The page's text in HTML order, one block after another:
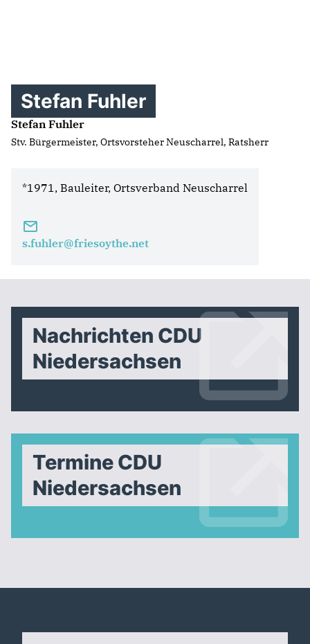
Stefan Fuhler
Stefan Fuhler
Stv. Bürgermeister, Ortsvorsteher Neuscharrel, Ratsherr
*1971, Bauleiter, Ortsverband Neuscharrel
s.fuhler@friesoythe.net
Nachrichten CDU
Niedersachsen
Termine CDU
Niedersachsen